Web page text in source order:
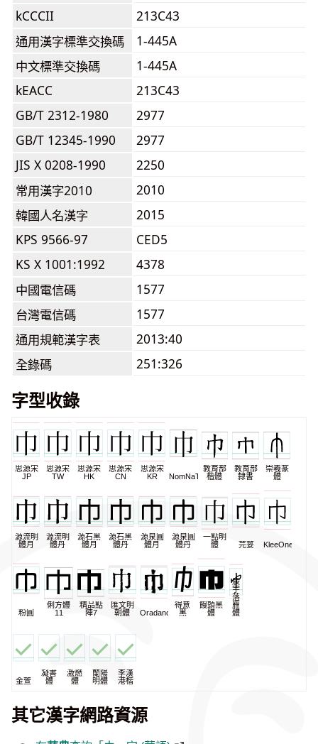
kCCCII
213C43
通用漢字標準交換碼
1-445A
中文標準交換碼
1-445A
kEACC
213C43
GB/T 2312-1980
2977
GB/T 12345-1990
2977
JIS X 0208-1990
2250
常用漢字2010
2010
韓國人名漢字
2015
KPS 9566-97
CED5
KS X 1001:1992
4378
中國電信碼
1577
台灣電信碼
1577
通用規範漢字表
2013:40
全錄碼
251:326
字型收錄
思源宋
JP
思源宋
TW
思源宋
HK
思源宋
CN
思源宋
KR
NomNaTong
教育部
楷體
教育部
隸書
崇羲篆
體
源流明
體月
源流明
體丹
源石黑
體月
源石黑
體丹
源泉圓
體月
源泉圓
體丹
一點明
體
芫荽 KleeOne
粉圓
俐方體
11
精品點
陣7
匯文明
朝體
Oradano
得意
黑
饅頭黑
體
辰
宇
落
雁
體
金萱
凝書
體
激燃
體
蘭陽
明體
李漢
港楷
其它漢字網路資源